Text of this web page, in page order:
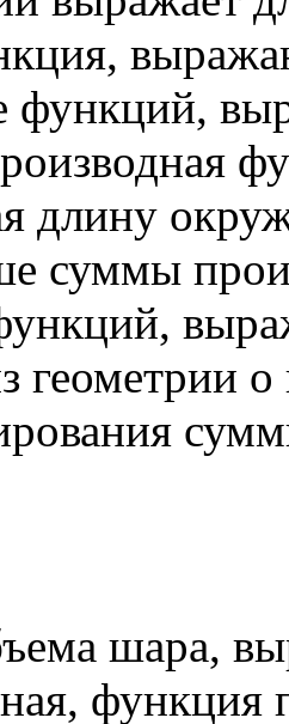
функций,
суммы
геометрии о
шара,